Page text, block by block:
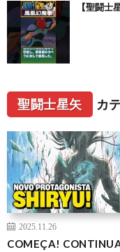
【聖闘士
聖闘士星矢 カ
2025.11.26
COMEÇA!